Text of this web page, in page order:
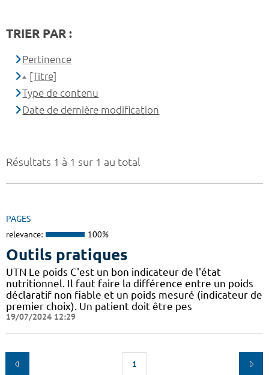
Résultats 1 à 1 sur 1 au total
PAGES
relevance: 100%
Outils pratiques
UTN Le poids C'est un bon indicateur de l'état
nutritionnel. Il faut faire la différence entre un poids
déclaratif non fiable et un poids mesuré (indicateur de
premier choix). Un patient doit être pes
19/07/2024 12:29
1
TRIER PAR :
Pertinence
[Titre]
Type de contenu
Date de dernière modification